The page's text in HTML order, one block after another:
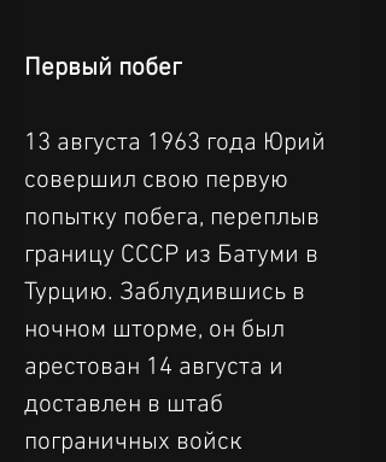
Первый побег
13 августа 1963 года Юрий
совершил свою первую
попытку побега, переплыв
границу СССР из Батуми в
Турцию. Заблудившись в
ночном шторме, он был
арестован 14 августа и
доставлен в штаб
пограничных войск